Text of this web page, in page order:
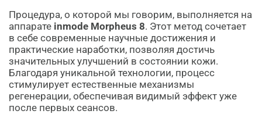
Процедура, о которой мы говорим, выполняется на
аппарате inmode Morpheus 8. Этот метод сочетает
в себе современные научные достижения и
практические наработки, позволяя достичь
значительных улучшений в состоянии кожи.
Благодаря уникальной технологии, процесс
стимулирует естественные механизмы
регенерации, обеспечивая видимый эффект уже
после первых сеансов.